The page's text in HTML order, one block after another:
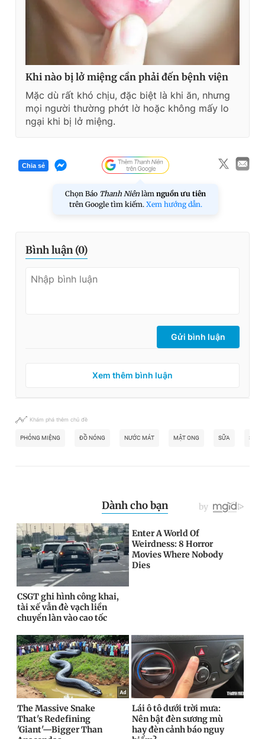
Khi nào bị lở miệng cần phải đến bệnh viện
Mặc dù rất khó chịu, đặc biệt là khi ăn, nhưng
mọi người thường phớt lờ hoặc không mấy lo
ngại khi bị lở miệng.
Chia sẻ
Chọn Báo Thanh Niên làm nguồn ưu tiên
trên Google tìm kiếm. Xem hướng dẫn.
Bình luận (0)
Gửi bình luận
Xem thêm bình luận
Khám phá thêm chủ đề
PHỎNG MIỆNG ĐỒ NÓNG NƯỚC MÁT MẬT ONG SỮA SỮA